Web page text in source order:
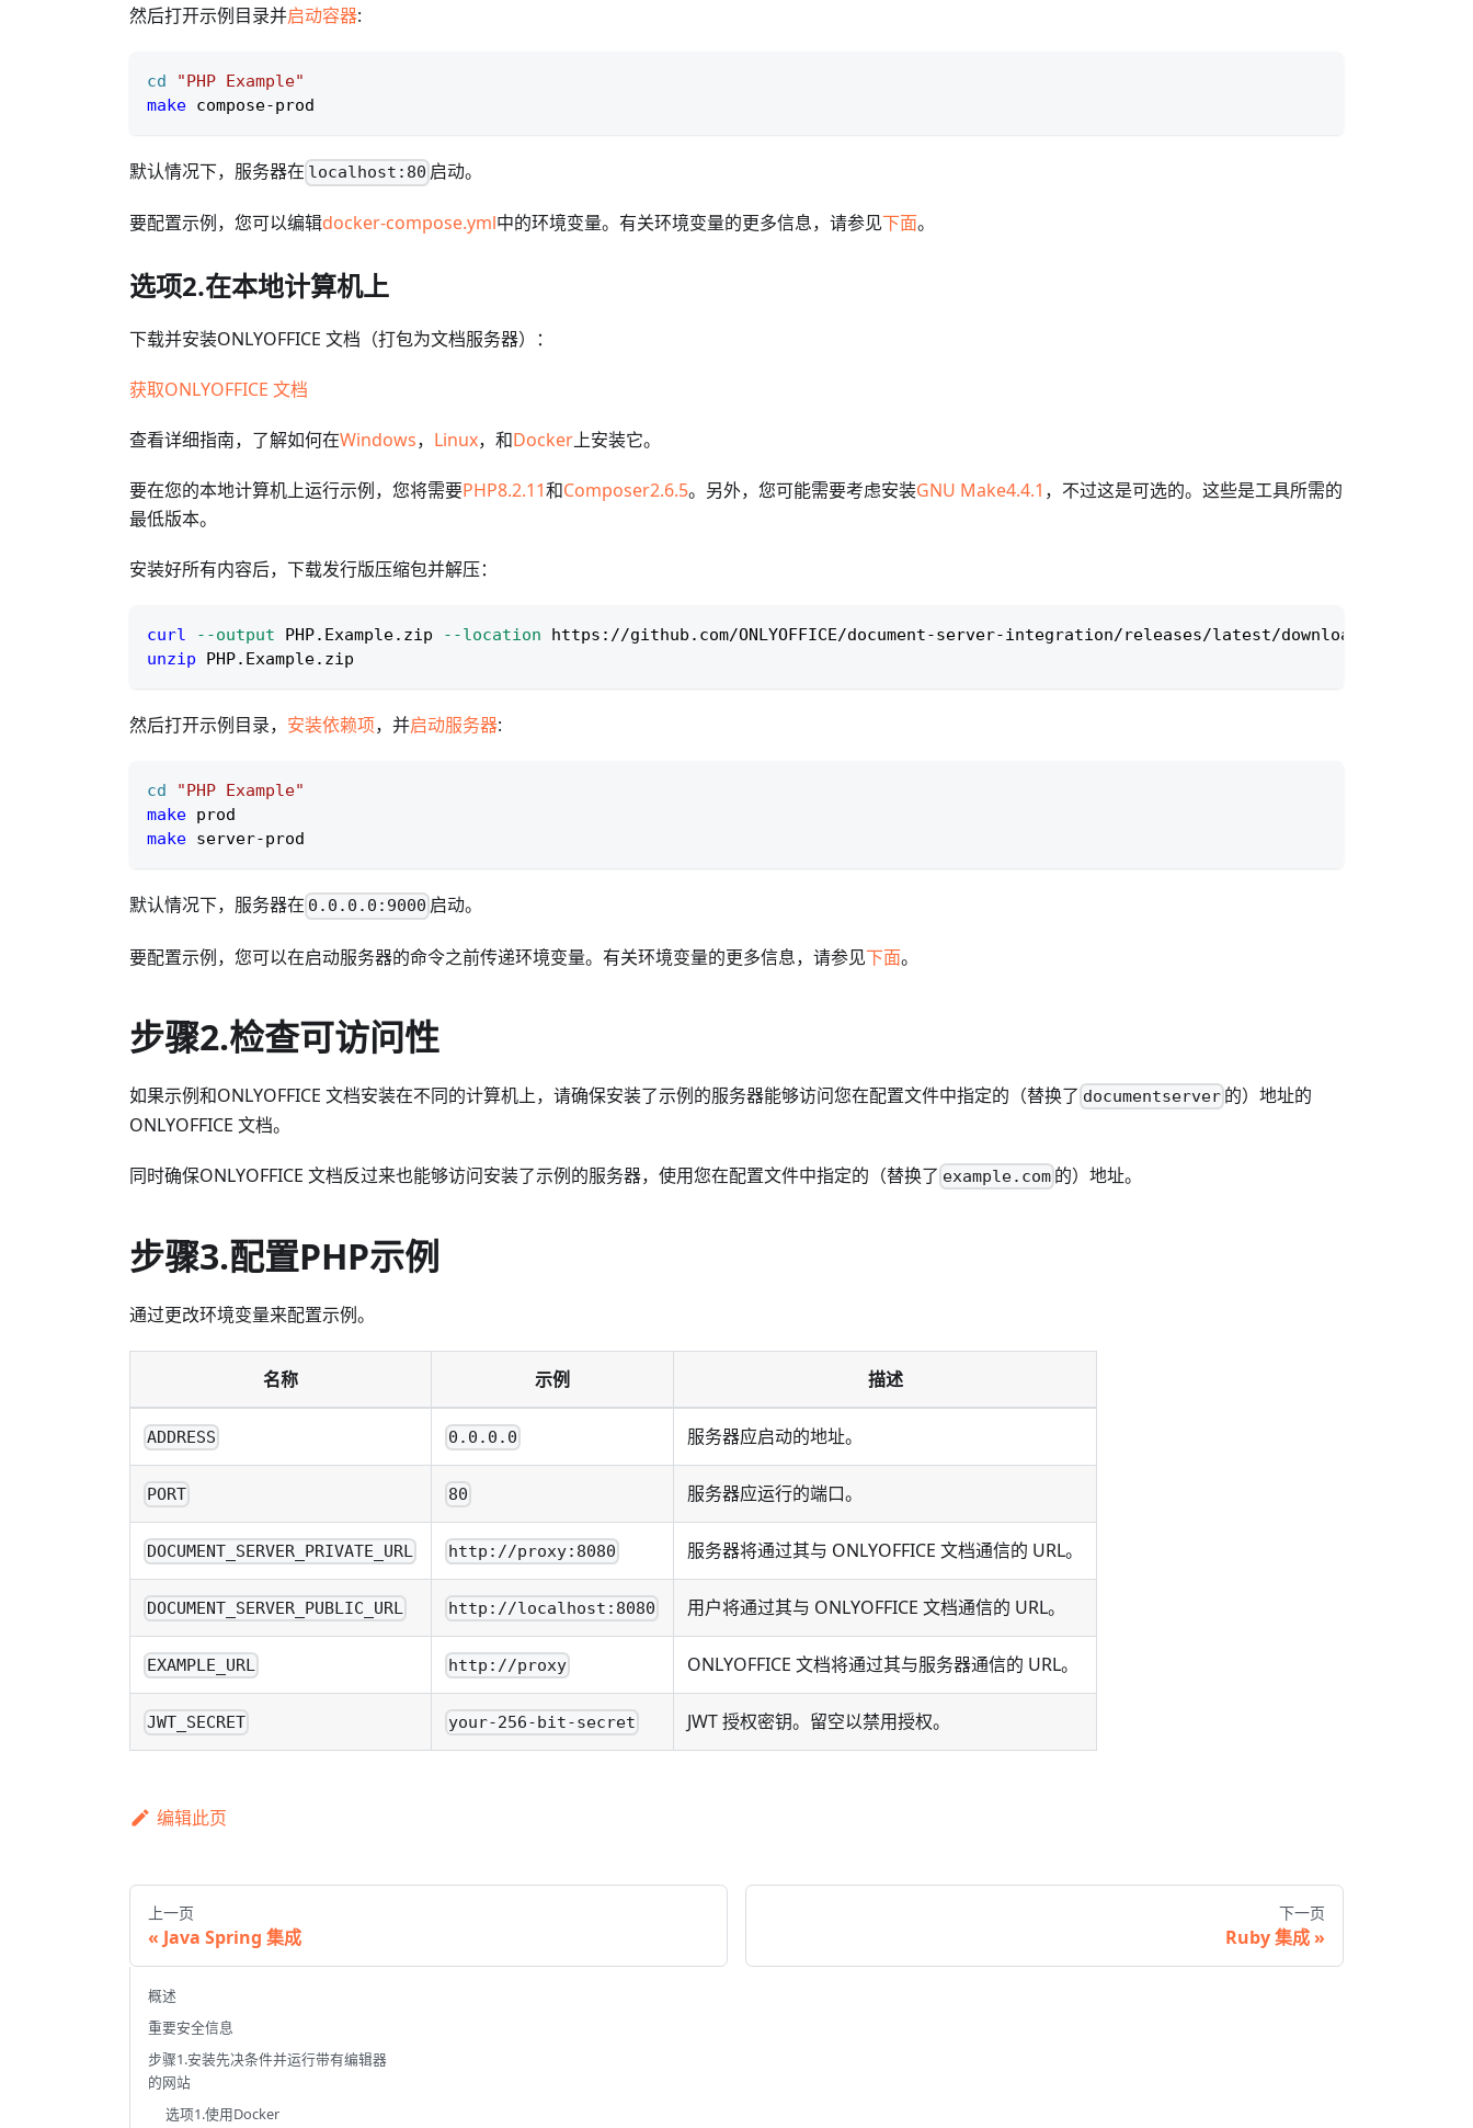
然后打开示例目录并启动容器:
cd
"PHP Example"
make compose-prod
默认情况下，服务器在 localhost:80 启动。
要配置示例，您可以编辑docker-compose.yml中的环境变量。有关环境变量的更多信息，请参见下面。
选项2.在本地计算机上
下载并安装ONLYOFFICE 文档（打包为文档服务器）：
获取ONLYOFFICE 文档
查看详细指南，了解如何在Windows， Linux，和Docker上安装它。
要在您的本地计算机上运行示例，您将需要PHP8.2.11和Composer2.6.5。另外，您可能需要考虑安装GNU Make4.4.1 ，不过这是可选的。这些是工具所需的
最低版本。
安装好所有内容后，下载发行版压缩包并解压：
curl --output PHP.Example.zip --location https://github.com/ONLYOFFICE/document-server-integration/releases/latest/download/
unzip PHP.Example.zip
然后打开示例目录， 安装依赖项，并启动服务器:
cd
"PHP Example"
make prod
make server-prod
默认情况下，服务器在 0.0.0.0:9000 启动。
要配置示例，您可以在启动服务器的命令之前传递环境变量。有关环境变量的更多信息，请参见下面。
步骤2.检查可访问性
如果示例和ONLYOFFICE 文档安装在不同的计算机上，请确保安装了示例的服务器能够访问您在配置文件中指定的（替换了 documentserver 的）地址的
ONLYOFFICE 文档。
同时确保ONLYOFFICE 文档反过来也能够访问安装了示例的服务器，使用您在配置文件中指定的（替换了 example.com 的）地址。
步骤3.配置PHP示例
通过更改环境变量来配置示例。
名称 示例 描述
ADDRESS 0.0.0.0 服务器应启动的地址。
PORT 80 服务器应运行的端口。
DOCUMENT_SERVER_PRIVATE_URL http://proxy:8080 服务器将通过其与 ONLYOFFICE 文档通信的 URL。
DOCUMENT_SERVER_PUBLIC_URL http://localhost:8080 用户将通过其与 ONLYOFFICE 文档通信的 URL。
EXAMPLE_URL http://proxy ONLYOFFICE 文档将通过其与服务器通信的 URL。
JWT_SECRET your-256-bit-secret JWT 授权密钥。留空以禁用授权。
编辑此页
上一页
Java Spring 集成
下一页
Ruby 集成
概述
重要安全信息
步骤1.安装先决条件并运行带有编辑器
的网站
选项1.使用Docker